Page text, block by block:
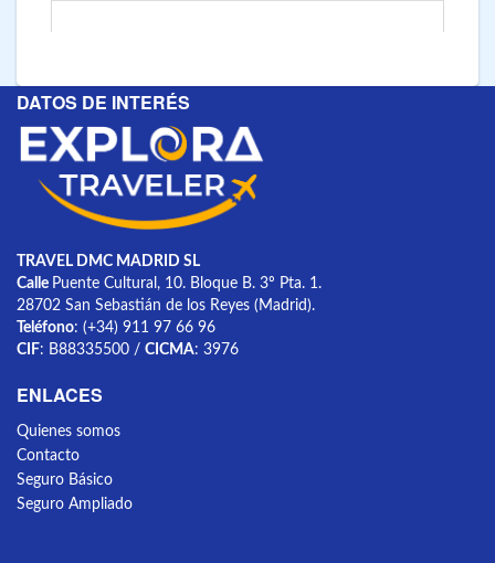
DATOS DE INTERÉS
TRAVEL DMC MADRID SL
Calle Puente Cultural, 10. Bloque B. 3º Pta. 1.
28702 San Sebastián de los Reyes (Madrid).
Teléfono: (+34) 911 97 66 96
CIF: B88335500 / CICMA: 3976
ENLACES
Quienes somos
Contacto
Seguro Básico
Seguro Ampliado